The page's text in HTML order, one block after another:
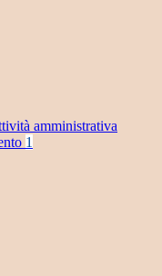
amministrativa
1